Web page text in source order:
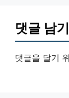
댓글 남
댓글을 달기